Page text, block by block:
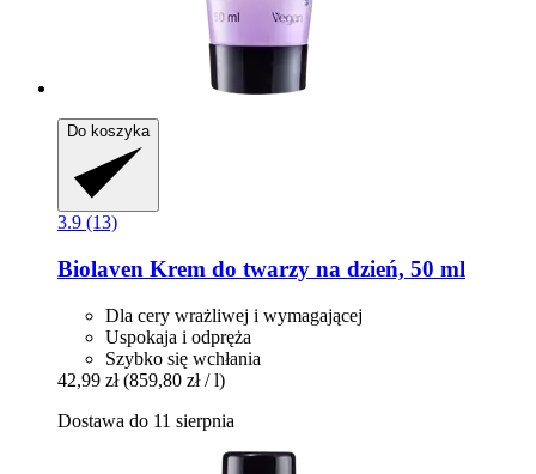
Do koszyka
3.9 (13)
Biolaven Krem do twarzy na dzień, 50 ml
Dla cery wrażliwej i wymagającej
Uspokaja i odpręża
Szybko się wchłania
42,99 zł (859,80 zł / l)
Dostawa do 11 sierpnia